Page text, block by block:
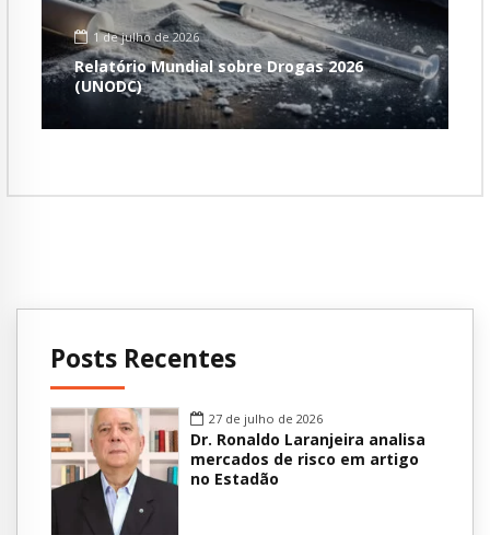
1 de julho de 2026
Relatório Mundial sobre Drogas 2026
(UNODC)
Posts Recentes
27 de julho de 2026
Dr. Ronaldo Laranjeira analisa
mercados de risco em artigo
no Estadão